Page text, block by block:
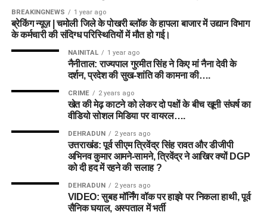
BREAKINGNEWS 1 year ago
ब्रेकिंग न्यूज़ | चमोली जिले के पोखरी ब्लॉक के हापला बाजार में उद्यान विभाग
के कर्मचारी की संदिग्ध परिस्थितियों में मौत हो गई।
NAINITAL 1 year ago
नैनीताल: राज्यपाल गुरमीत सिंह ने किए मां नैना देवी के
दर्शन, प्रदेश की सुख-शांति की कामना की….
CRIME 2 years ago
खेत की मेढ़ काटने को लेकर दो पक्षों के बीच खूनी संघर्ष का
वीडियो सोशल मिडिया पर वायरल….
DEHRADUN 2 years ago
उत्तराखंड: पूर्व सीएम त्रिवेंद्र सिंह रावत और डीजीपी
अभिनव कुमार आमने-सामने, त्रिवेंद्र ने आखिर क्यों DGP
को दी हद में रहने की सलाह ?
DEHRADUN 2 years ago
VIDEO: सुबह मॉर्निंग वॉक पर हाइवे पर निकला हाथी, पूर्व
सैनिक घयाल, अस्पताल में भर्ती